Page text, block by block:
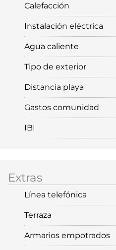
Calefacción
Instalación eléctrica
Agua caliente
Tipo de exterior
Distancia playa
Gastos comunidad
IBI
Extras
Línea telefónica
Terraza
Armarios empotrados